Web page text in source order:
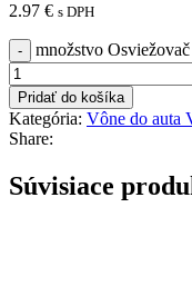
2.97 € s DPH
množstvo
Pridať do košíka
Kategória: Vône do auta
Share:
Súvisiace